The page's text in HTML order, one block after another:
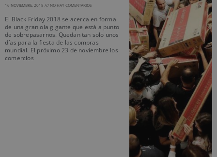
16 NOVIEMBRE, 2018 NO HAY COMENTARIOS
El Black Friday 2018 se acerca en forma
de una gran ola gigante que está a punto
de sobrepasarnos. Quedan tan solo unos
días para la fiesta de las compras
mundial. El próximo 23 de noviembre los
comercios